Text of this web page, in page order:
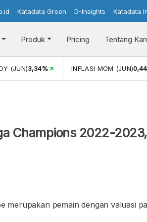
Katadata Green D-Insights Katadata
Produk Pricing Tentang
(JUN)3,34% INFLASI MOM (JUN)
Champions 2022-
merupakan pemain dengan valuasi